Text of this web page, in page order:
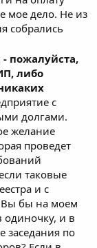
мое дело. Не из
собрались
пожалуйста,
либо
с
долгами.
желание
проведет
таковые
и с
Вы бы на моем
одиночку, и в
заседания по